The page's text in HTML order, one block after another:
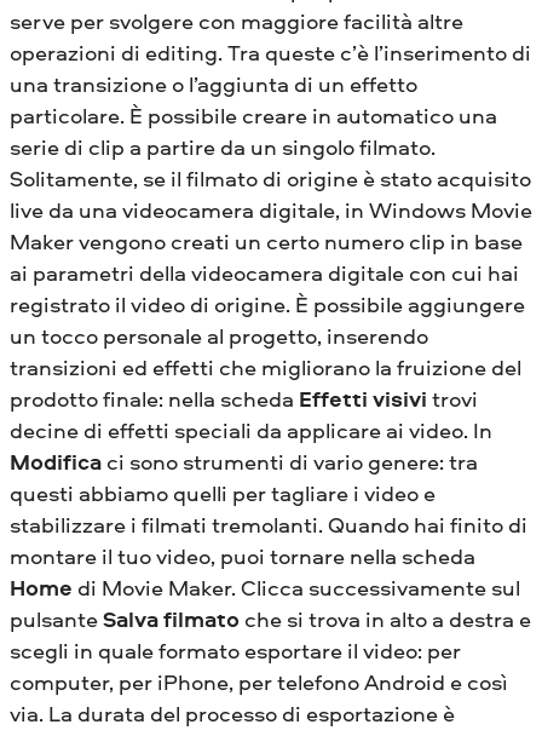
serve per svolgere con maggiore facilità altre
operazioni di editing. Tra queste c’è l’inserimento di
una transizione o l’aggiunta di un effetto
particolare. È possibile creare in automatico una
serie di clip a partire da un singolo filmato.
Solitamente, se il filmato di origine è stato acquisito
live da una videocamera digitale, in Windows Movie
Maker vengono creati un certo numero clip in base
ai parametri della videocamera digitale con cui hai
registrato il video di origine. È possibile aggiungere
un tocco personale al progetto, inserendo
transizioni ed effetti che migliorano la fruizione del
prodotto finale: nella scheda Effetti visivi trovi
decine di effetti speciali da applicare ai video. In
Modifica ci sono strumenti di vario genere: tra
questi abbiamo quelli per tagliare i video e
stabilizzare i filmati tremolanti. Quando hai finito di
montare il tuo video, puoi tornare nella scheda
Home di Movie Maker. Clicca successivamente sul
pulsanteSalva filmato che si trova in alto a destra e
scegli in quale formato esportare il video: per
computer, per iPhone, per telefono Android e così
via. La durata del processo di esportazione è